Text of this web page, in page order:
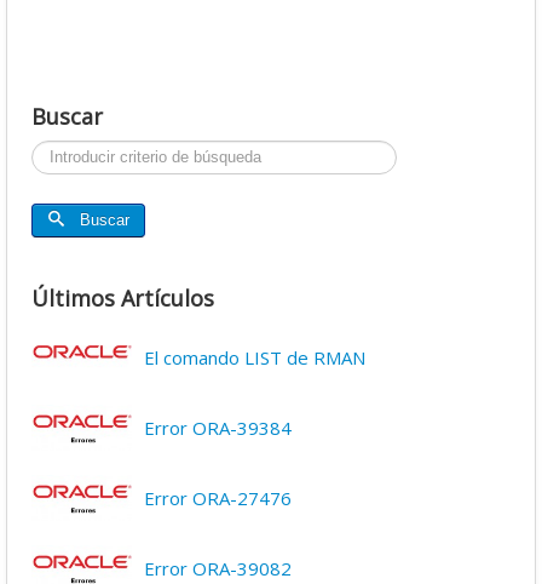
Buscar
Buscar...
Buscar
Últimos Artículos
El comando LIST de RMAN
Error ORA-39384
Error ORA-27476
Error ORA-39082